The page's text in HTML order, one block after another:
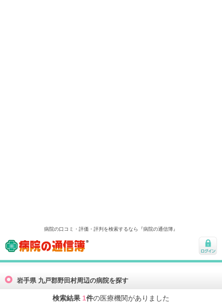
病院の口コミ・評価・評判を検索するなら『病院の通信簿』
病院の通信簿
ログ
岩手県 九戸郡野田村周辺の病院を探す
検索結果 1件の医療機関がありました